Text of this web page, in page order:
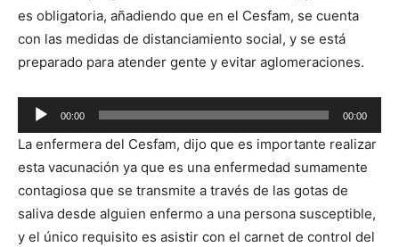
es obligatoria, añadiendo que en el Cesfam, se cuenta
con las medidas de distanciamiento social, y se está
preparado para atender gente y evitar aglomeraciones.
Reproductor
de
audio
00:00 00:00
La enfermera del Cesfam, dijo que es importante realizar
esta vacunación ya que es una enfermedad sumamente
contagiosa que se transmite a través de las gotas de
saliva desde alguien enfermo a una persona susceptible,
y el único requisito es asistir con el carnet de control del